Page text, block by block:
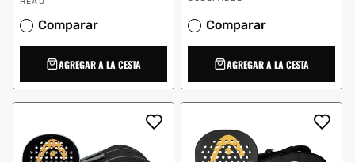
Comparar
AGREGAR A LA CESTA
Comparar
AGREGAR A LA CESTA